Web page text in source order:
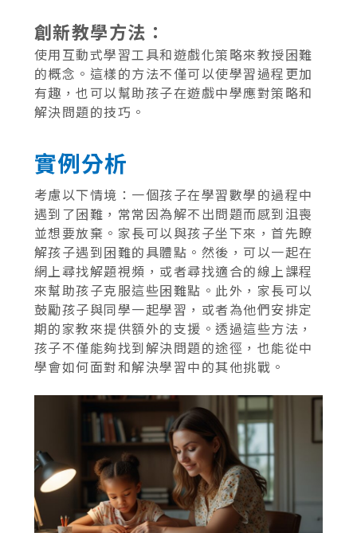
創新教學方法：
使用互動式學習工具和遊戲化策略來教授困難
的概念。這樣的方法不僅可以使學習過程更加
有趣，也可以幫助孩子在遊戲中學應對策略和
解決問題的技巧。
實例分析
考慮以下情境：一個孩子在學習數學的過程中
遇到了困難，常常因為解不出問題而感到沮喪
並想要放棄。家長可以與孩子坐下來，首先瞭
解孩子遇到困難的具體點。然後，可以一起在
網上尋找解題視頻，或者尋找適合的線上課程
來幫助孩子克服這些困難點。此外，家長可以
鼓勵孩子與同學一起學習，或者為他們安排定
期的家教來提供額外的支援。透過這些方法，
孩子不僅能夠找到解決問題的途徑，也能從中
學會如何面對和解決學習中的其他挑戰。